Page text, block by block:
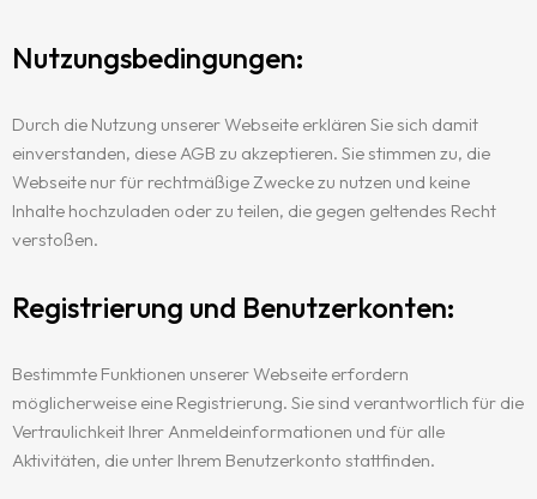
Nutzungsbedingungen:
Durch die Nutzung unserer Webseite erklären Sie sich damit
einverstanden, diese AGB zu akzeptieren. Sie stimmen zu, die
Webseite nur für rechtmäßige Zwecke zu nutzen und keine
Inhalte hochzuladen oder zu teilen, die gegen geltendes Recht
verstoßen.
Registrierung und Benutzerkonten:
Bestimmte Funktionen unserer Webseite erfordern
möglicherweise eine Registrierung. Sie sind verantwortlich für die
Vertraulichkeit Ihrer Anmeldeinformationen und für alle
Aktivitäten, die unter Ihrem Benutzerkonto stattfinden.